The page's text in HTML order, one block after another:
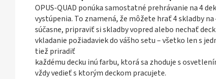
OPUS-QUAD ponúka samostatné prehrávanie na 4
vystúpenia. To znamená, že môžete hrať 4 skladby na
súčasne, pripraviť si skladby vopred alebo nechať
vkladanie požiadaviek do vášho setu – všetko len s
tiež priradiť
každému decku inú farbu, ktorá sa zhoduje s
vždy vedieť s ktorým deckom pracujete.